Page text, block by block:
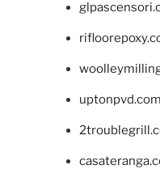
uptonpvd.com